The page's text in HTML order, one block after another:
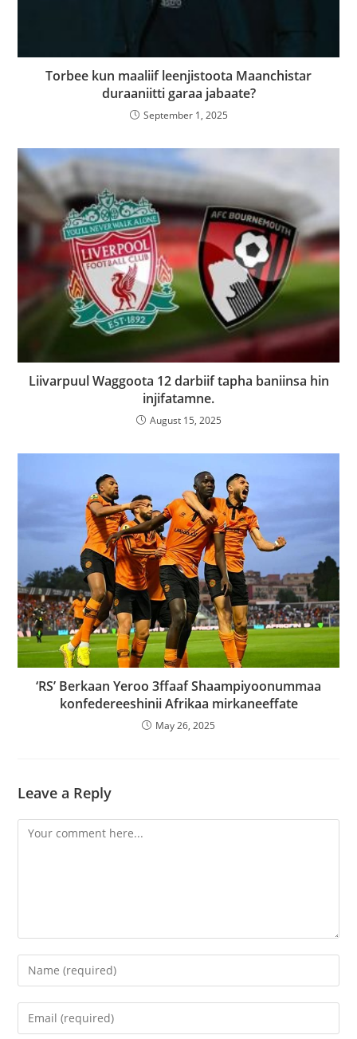
Torbee kun maaliif leenjistoota Maanchistar
duraaniitti garaa jabaate?
September 1, 2025
Liivarpuul Waggoota 12 darbiif tapha baniinsa hin
injifatamne.
August 15, 2025
‘RS’ Berkaan Yeroo 3ffaaf Shaampiyoonummaa
konfedereeshinii Afrikaa mirkaneeffate
May 26, 2025
Leave a Reply